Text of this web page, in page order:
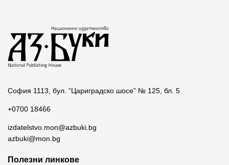
София 1113, бул. “Цариградско шосе” № 125, бл. 5
+0700 18466
izdatelstvo.mon@azbuki.bg
azbuki@mon.bg
Полезни линкове